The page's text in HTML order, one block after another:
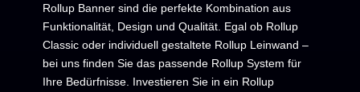
Rollup Banner sind die perfekte Kombination aus
Funktionalität, Design und Qualität. Egal ob Rollup
Classic oder individuell gestaltete Rollup Leinwand –
bei uns finden Sie das passende Rollup System für
Ihre Bedürfnisse. Investieren Sie in ein Rollup